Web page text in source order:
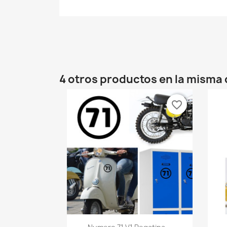
4 otros productos en la misma
Vista rápida
favorite_border